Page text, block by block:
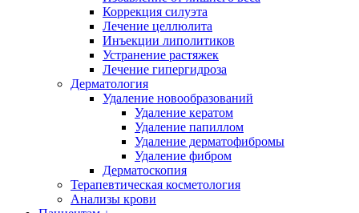
Коррекция силуэта
Лечение целлюлита
Инъекции липолитиков
Устранение растяжек
Лечение гипергидроза
Дерматология
Удаление новообразований
Удаление кератом
Удаление папиллом
Удаление дерматофибромы
Удаление фибром
Дерматоскопия
Терапевтическая косметология
Анализы крови